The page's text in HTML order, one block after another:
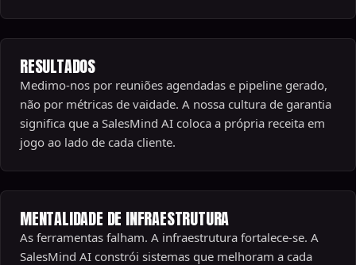
RESULTADOS
Medimo-nos por reuniões agendadas e pipeline gerado,
não por métricas de vaidade. A nossa cultura de garantia
significa que a SalesMind AI coloca a própria receita em
jogo ao lado de cada cliente.
MENTALIDADE DE INFRAESTRUTURA
As ferramentas falham. A infraestrutura fortalece-se. A
SalesMind AI constrói sistemas que melhoram a cada